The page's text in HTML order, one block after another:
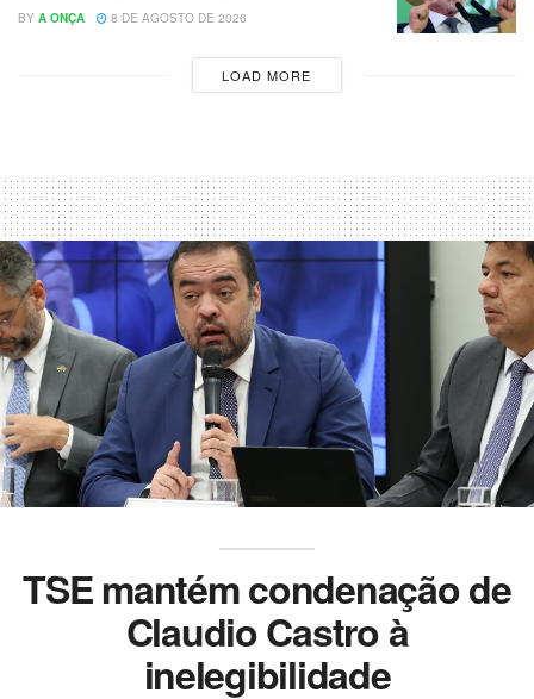
BY A ONÇA 8 DE AGOSTO DE 2026
LOAD MORE
TSE mantém condenação de
Claudio Castro à
inelegibilidade